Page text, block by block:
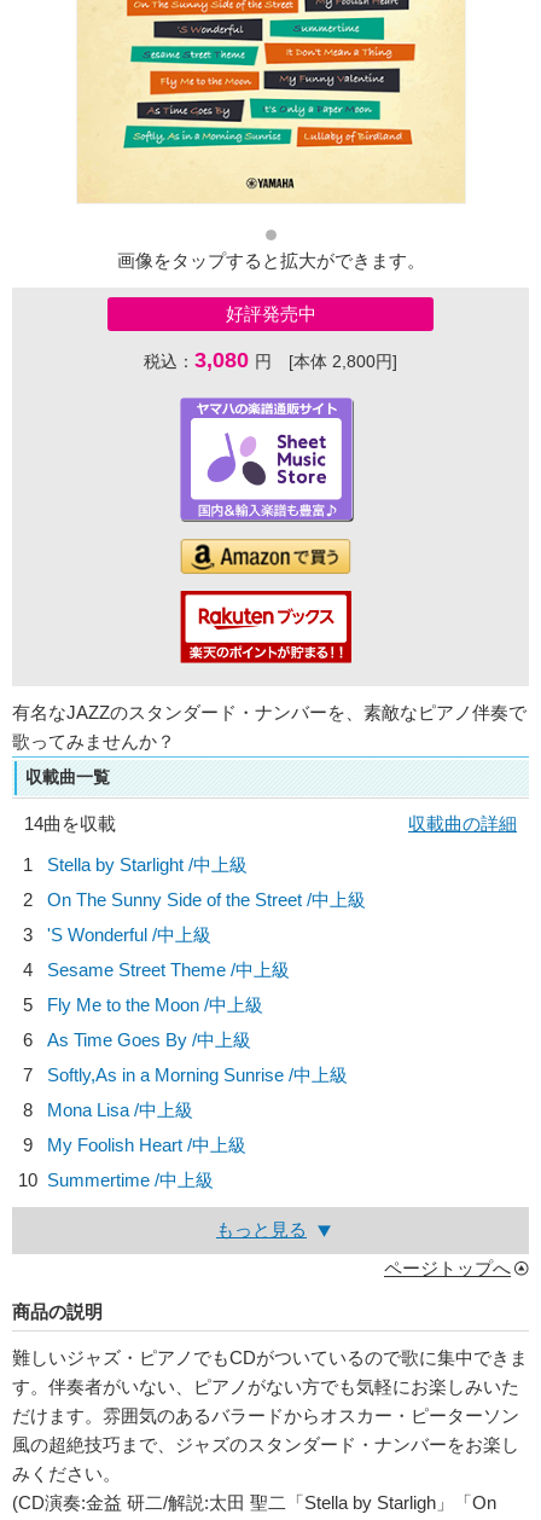
画像をタップすると拡大ができます。
好評発売中
税込： 3,080 円 [本体 2,800円]
有名なJAZZのスタンダード・ナンバーを、素敵なピアノ伴奏で
歌ってみませんか？
収載曲一覧
14曲を収載
収載曲の詳細
1
Stella by Starlight /中上級
2
On The Sunny Side of the Street /中上級
3
'S Wonderful /中上級
4
Sesame Street Theme /中上級
5
Fly Me to the Moon /中上級
6
As Time Goes By /中上級
7
Softly,As in a Morning Sunrise /中上級
8
Mona Lisa /中上級
9
My Foolish Heart /中上級
10 Summertime /中上級
もっと見る
ページトップへ
商品の説明
難しいジャズ・ピアノでもCDがついているので歌に集中できま
す。伴奏者がいない、ピアノがない方でも気軽にお楽しみいた
だけます。雰囲気のあるバラードからオスカー・ピーターソン
風の超絶技巧まで、ジャズのスタンダード・ナンバーをお楽し
みください。
(CD演奏:金益 研二/解説:太田 聖二「Stella by Starligh」「On